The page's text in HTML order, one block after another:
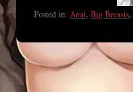
Posted in: Anal, Big Breasts,